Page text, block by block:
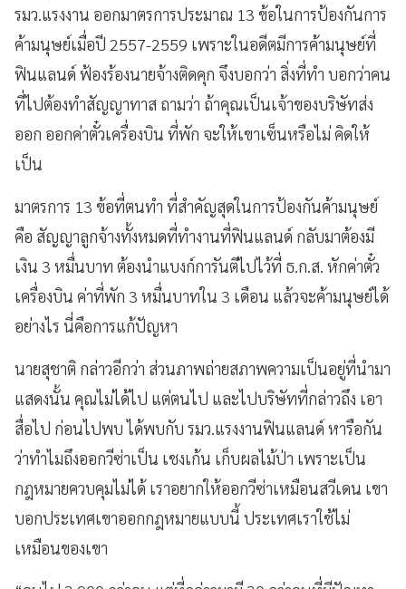
รมว.แรงงาน ออกมาตรการประมาณ 13 ข้อในการป้องกันการ
ค้ามนุษย์เมื่อปี 2557-2559 เพราะในอดีตมีการค้ามนุษย์ที่
ฟินแลนด์ ฟ้องร้องนายจ้างติดคุก จึงบอกว่า สิ่งที่ทำ บอกว่าคน
ที่ไปต้องทำสัญญาทาส ถามว่า ถ้าคุณเป็นเจ้าของบริษัทส่ง
ออก ออกค่าตั๋วเครื่องบิน ที่พัก จะให้เขาเซ็นหรือไม่ คิดให้
เป็น
มาตรการ 13 ข้อที่ตนทำ ที่สำคัญสุดในการป้องกันค้ามนุษย์
คือ สัญญาลูกจ้างทั้งหมดที่ทำงานที่ฟินแลนด์ กลับมาต้องมี
เงิน 3 หมื่นบาท ต้องนำแบงก์การันตีไปไว้ที่ ธ.ก.ส. หักค่าตั๋ว
เครื่องบิน ค่าที่พัก 3 หมื่นบาทใน 3 เดือน แล้วจะค้ามนุษย์ได้
อย่างไร นี่คือการแก้ปัญหา
นายสุชาติ กล่าวอีกว่า ส่วนภาพถ่ายสภาพความเป็นอยู่ที่นำมา
แสดงนั้น คุณไม่ได้ไป แต่ตนไป และไปบริษัทที่กล่าวถึง เอา
สื่อไป ก่อนไปพบ ได้พบกับ รมว.แรงงานฟินแลนด์ หารือกัน
ว่าทำไมถึงออกวีซ่าเป็น เชงเก้น เก็บผลไม้ป่า เพราะเป็น
กฎหมายควบคุมไม่ได้ เราอยากให้ออกวีซ่าเหมือนสวีเดน เขา
บอกประเทศเขาออกกฎหมายแบบนี้ ประเทศเราใช้ไม่
เหมือนของเขา